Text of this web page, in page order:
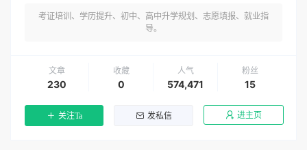
考证培训、学历提升、初中、高中升学规划、志愿填报、就业指
导。
文章
230
收藏
0
人气
574,471
粉丝
15
关注Ta 发私信 进主页